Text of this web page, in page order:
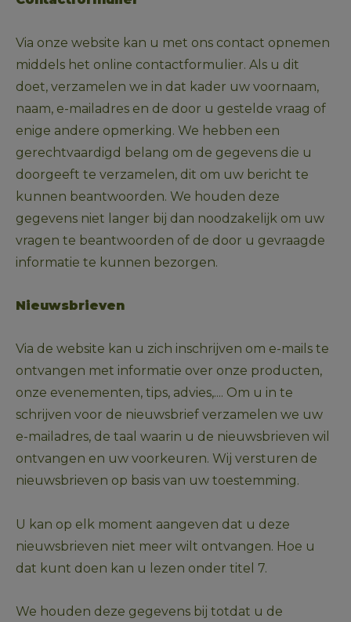
Via onze website kan u met ons contact opnemen
middels het online contactformulier. Als u dit
doet, verzamelen we in dat kader uw voornaam,
naam, e-mailadres en de door u gestelde vraag of
enige andere opmerking. We hebben een
gerechtvaardigd belang om de gegevens die u
doorgeeft te verzamelen, dit om uw bericht te
kunnen beantwoorden. We houden deze
gegevens niet langer bij dan noodzakelijk om uw
vragen te beantwoorden of de door u gevraagde
informatie te kunnen bezorgen.
Nieuwsbrieven
Via de website kan u zich inschrijven om e-mails te
ontvangen met informatie over onze producten,
onze evenementen, tips, advies,.... Om u in te
schrijven voor de nieuwsbrief verzamelen we uw
e-mailadres, de taal waarin u de nieuwsbrieven wil
ontvangen en uw voorkeuren. Wij versturen de
nieuwsbrieven op basis van uw toestemming.
U kan op elk moment aangeven dat u deze
nieuwsbrieven niet meer wilt ontvangen. Hoe u
dat kunt doen kan u lezen onder titel 7.
We houden deze gegevens bij totdat u de